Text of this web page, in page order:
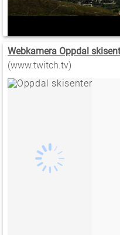
Webkamera Oppdal
(www.twitch.tv)